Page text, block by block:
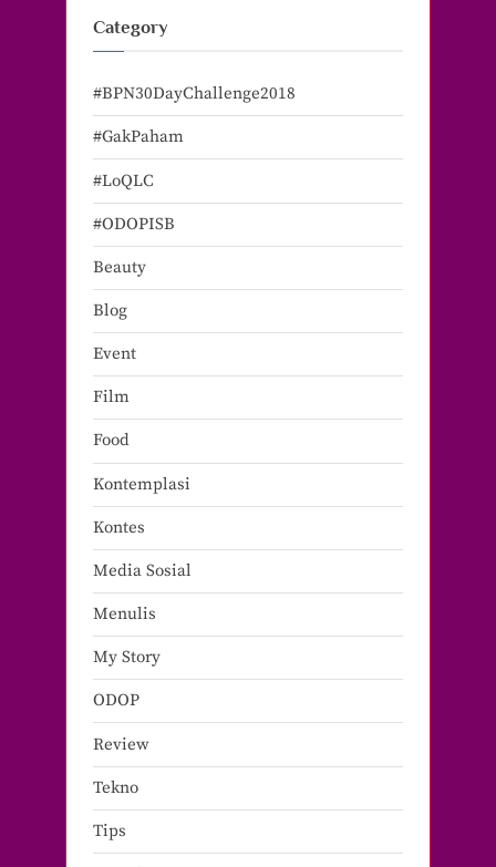
Category
#BPN30DayChallenge2018
#GakPaham
#LoQLC
#ODOPISB
Beauty
Blog
Event
Film
Food
Kontemplasi
Kontes
Media Sosial
Menulis
My Story
ODOP
Review
Tekno
Tips